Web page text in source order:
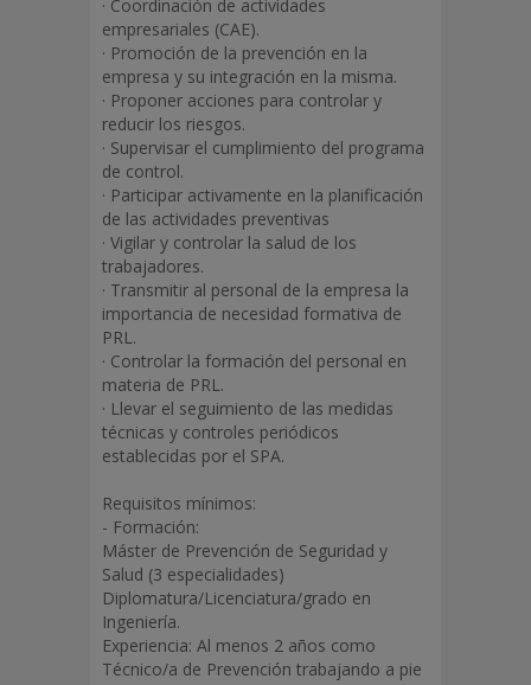
comunicamos que sus datos no serán
comunicados a terceros con excepción
de aquellos que sean obligados y
necesarios en función de la prestación
de nuestros servicios para cubrir
aspectos de carácter obligatorio
establecidos por las administraciones y
operativos en relación a encargados del
tratamiento.
CESIONES (Datos del Curriculo):
Acepto y consiento la cesión de mis
datos a la Administración Pública para el
tratamiento de obligado cumplimiento
que afecta a los aspirantes o empleados.
Acepto y consiento la cesión de mis
datos para las gestiones de “Prevención
de Riesgos Laborales”. Acepto y
consiento la cesión de mis datos a los
distintos Encargados o sub-encargados
del Tratamiento a los que se tengan que
informar por imperativo legal o
contractual. En todo caso, le
esta información con la máxima
confidencialidad y le recordamos que
usted podrá ejercitar los derechos de
acceso, rectificación, supresión, olvido,
limitación, portabilidad, dirigiéndose por
escrito a la dirección de “La Entidad”,
adjuntando una fotocopia de su DNI
para acreditar su identidad.
Enterado y conforme, usted consiente
· Coordinación de actividades
empresariales (CAE).
· Promoción de la prevención en la
empresa y su integración en la misma.
· Proponer acciones para controlar y
reducir los riesgos.
· Supervisar el cumplimiento del programa
de control.
· Participar activamente en la planificación
de las actividades preventivas
· Vigilar y controlar la salud de los
trabajadores.
· Transmitir al personal de la empresa la
importancia de necesidad formativa de
PRL.
· Controlar la formación del personal en
materia de PRL.
· Llevar el seguimiento de las medidas
técnicas y controles periódicos
establecidas por el SPA.
Requisitos mínimos:
- Formación:
Máster de Prevención de Seguridad y
Salud (3 especialidades)
Diplomatura/Licenciatura/grado en
Ingeniería.
Experiencia: Al menos 2 años como
Técnico/a de Prevención trabajando a pie